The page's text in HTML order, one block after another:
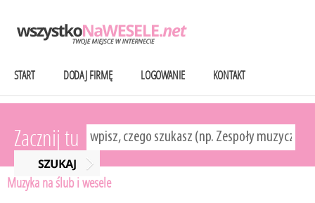
START DODAJ FIRMĘ LOGOWANIE KONTAKT
Zacznij tu
Muzyka na ślub i wesele